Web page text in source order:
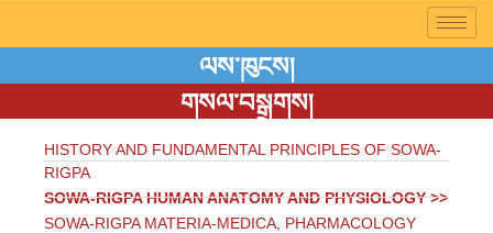
ལས་ཁུངས།
གསལ་བསྒྲགས།
HISTORY AND FUNDAMENTAL PRINCIPLES OF SOWA-
RIGPA
SOWA-RIGPA HUMAN ANATOMY AND PHYSIOLOGY >>
SOWA-RIGPA MATERIA-MEDICA, PHARMACOLOGY